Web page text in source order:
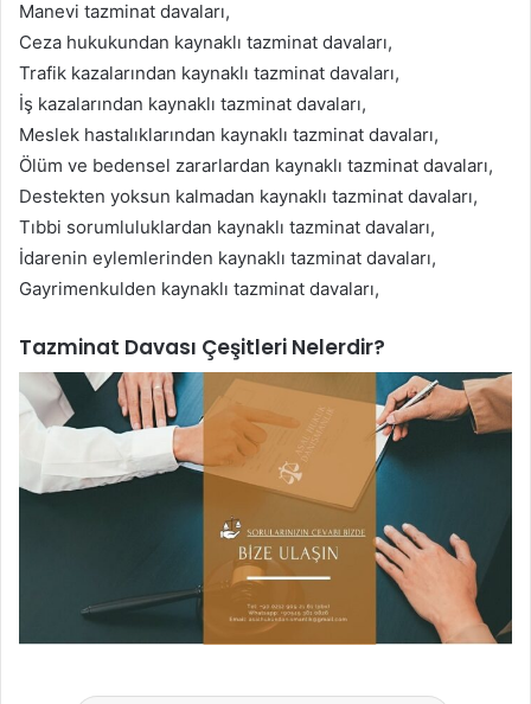
Manevi tazminat davaları,
Ceza hukukundan kaynaklı tazminat davaları,
Trafik kazalarından kaynaklı tazminat davaları,
İş kazalarından kaynaklı tazminat davaları,
Meslek hastalıklarından kaynaklı tazminat davaları,
Ölüm ve bedensel zararlardan kaynaklı tazminat davaları,
Destekten yoksun kalmadan kaynaklı tazminat davaları,
Tıbbi sorumluluklardan kaynaklı tazminat davaları,
İdarenin eylemlerinden kaynaklı tazminat davaları,
Gayrimenkulden kaynaklı tazminat davaları,
Tazminat Davası Çeşitleri Nelerdir?